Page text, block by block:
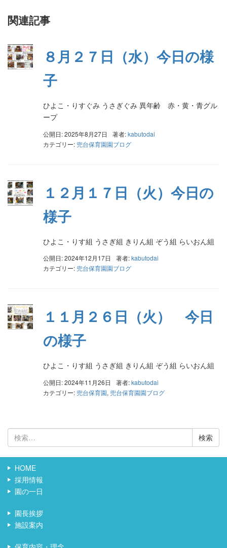
関連記事
８月２７日（水）今日の様
子
ひよこ・りすぐみ うさぎぐみ 異年齢 赤・黄・青グル
ープ
公開日: 2025年8月27日 著者:kabutodai
カテゴリー: 兜台保育園園ブログ
１２月１７日（火）今日の
様子
ひよこ・りす組 うさぎ組 きりん組 ぞう組 らいおん組
公開日: 2024年12月17日 著者:kabutodai
カテゴリー: 兜台保育園園ブログ
１１月２６日（火） 今日
の様子
ひよこ・りす組 うさぎ組 きりん組 ぞう組 らいおん組
公開日: 2024年11月26日 著者:kabutodai
カテゴリー: 兜台保育園, 兜台保育園園ブログ
検
索:
HOME
採用情報
園の一日
園長挨拶
施設案内